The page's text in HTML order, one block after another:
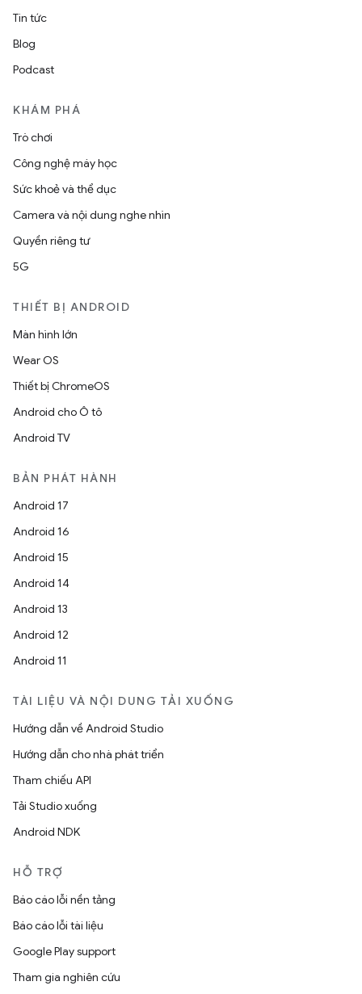
Tin tức
Blog
Podcast
KHÁM PHÁ
Trò chơi
Công nghệ máy học
Sức khoẻ và thể dục
Camera và nội dung nghe nhìn
Quyền riêng tư
5G
THIẾT BỊ ANDROID
Màn hình lớn
Wear OS
Thiết bị ChromeOS
Android cho Ô tô
Android TV
BẢN PHÁT HÀNH
Android 17
Android 16
Android 15
Android 14
Android 13
Android 12
Android 11
TÀI LIỆU VÀ NỘI DUNG TẢI XUỐNG
Hướng dẫn về Android Studio
Hướng dẫn cho nhà phát triển
Tham chiếu API
Tải Studio xuống
Android NDK
HỖ TRỢ
Báo cáo lỗi nền tảng
Báo cáo lỗi tài liệu
Google Play support
Tham gia nghiên cứu